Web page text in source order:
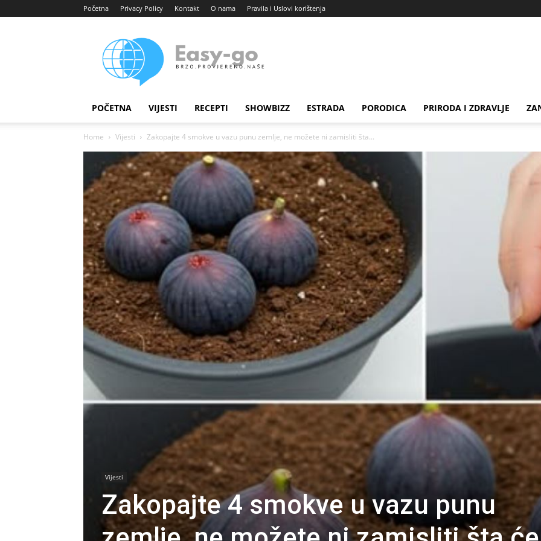
Početna Privacy Policy Kontakt O nama Pravila i Uslovi korištenja
portal
POČETNA VIJESTI RECEPTI SHOWBIZZ ESTRADA PORODICA PRIRODA I ZDRAVLJE
Home Vijesti Zakopajte 4 smokve u vazu punu zemlje, ne možete ni zamisliti šta...
Vijesti
Zakopajte 4 smokve u vazu punu